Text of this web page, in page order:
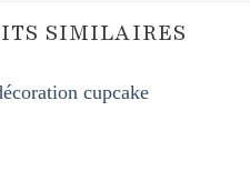
SIMILAIRES